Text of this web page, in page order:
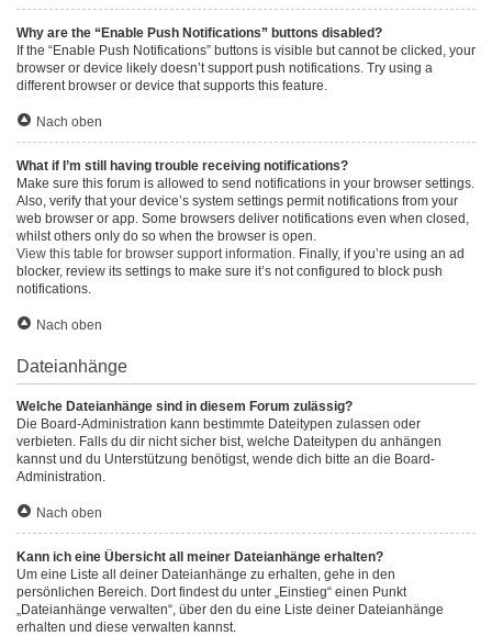
Why are the “Enable Push Notifications” buttons disabled?
If the “Enable Push Notifications” buttons is visible but cannot be clicked, your
browser or device likely doesn’t support push notifications. Try using a
different browser or device that supports this feature.
Nach oben
What if I’m still having trouble receiving notifications?
Make sure this forum is allowed to send notifications in your browser settings.
Also, verify that your device’s system settings permit notifications from your
web browser or app. Some browsers deliver notifications even when closed,
whilst others only do so when the browser is open.
View this table for browser support information. Finally, if you’re using an ad
blocker, review its settings to make sure it’s not configured to block push
notifications.
Nach oben
Dateianhänge
Welche Dateianhänge sind in diesem Forum zulässig?
Die Board-Administration kann bestimmte Dateitypen zulassen oder
verbieten. Falls du dir nicht sicher bist, welche Dateitypen du anhängen
kannst und du Unterstützung benötigst, wende dich bitte an die Board-
Administration.
Nach oben
Kann ich eine Übersicht all meiner Dateianhänge erhalten?
Um eine Liste all deiner Dateianhänge zu erhalten, gehe in den
persönlichen Bereich. Dort findest du unter „Einstieg“ einen Punkt
„Dateianhänge verwalten“, über den du eine Liste deiner Dateianhänge
erhalten und diese verwalten kannst.